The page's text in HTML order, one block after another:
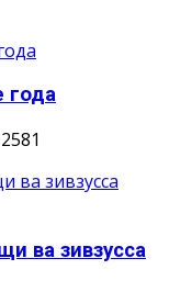
года
2581
ва зивзусса